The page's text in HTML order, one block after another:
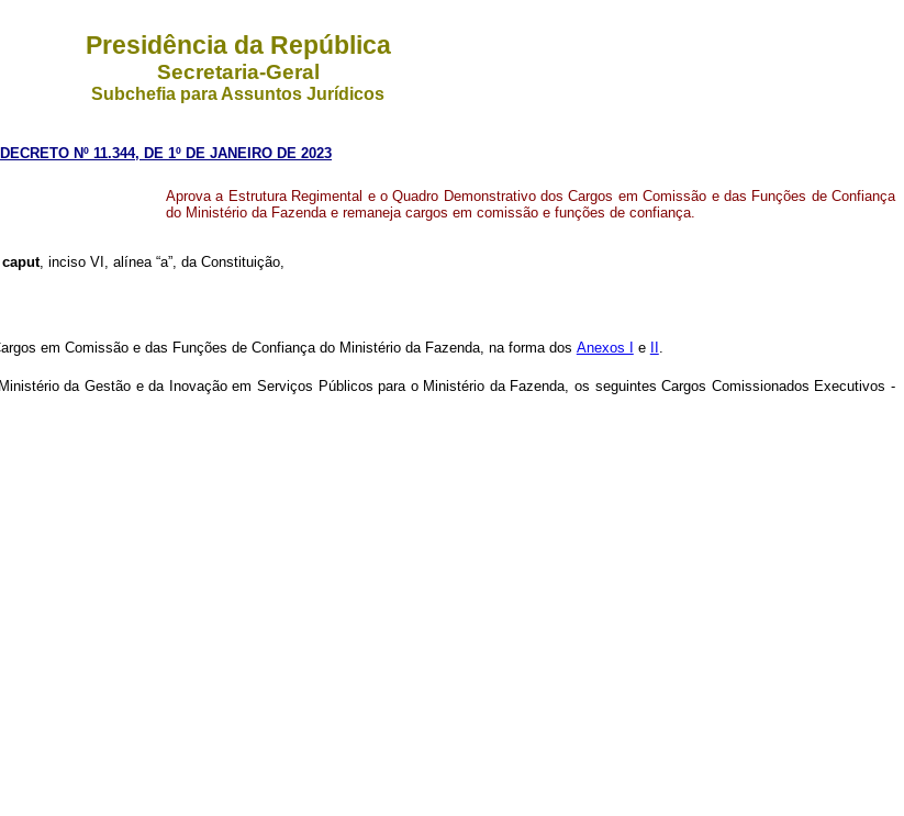
Presidência da República
Secretaria-Geral
Subchefia paraAssuntos Jurídicos
DECRETO Nº 11.344, DE 1º DE JANEIRO DE 2023
Aprova a Estrutura Regimental e o Quadro Demonstrativo dos Cargos em Comissão e das Funções de Confiança
do Ministério da Fazenda e remaneja cargos em comissão e funções de confiança.
caput, inciso VI, alínea “a”, da Constituição,
em Comissão e das Funções de Confiança do Ministério da Fazenda, na forma dos Anexos I e .
da Gestão e da Inovação em Serviços Públicos para o Ministério da Fazenda, os seguintes Cargos Comissionados Executivos -